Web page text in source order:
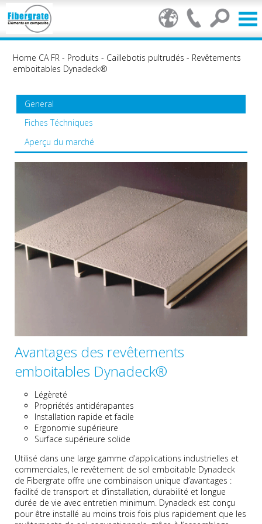
Home CA FR - Produits - Caillebotis pultrudés - Revêtements
emboitables Dynadeck®
General
Fiches Téchniques
Aperçu du marché
Avantages des revêtements
emboitables Dynadeck®
Légèreté
Propriétés antidérapantes
Installation rapide et facile
Ergonomie supérieure
Surface supérieure solide
Utilisé dans une large gamme d’applications industrielles et
commerciales, le revêtement de sol emboitable Dynadeck
de Fibergrate offre une combinaison unique d’avantages :
facilité de transport et d’installation, durabilité et longue
durée de vie avec entretien minimum. Dynadeck est conçu
pour être installé au moins trois fois plus rapidement que les